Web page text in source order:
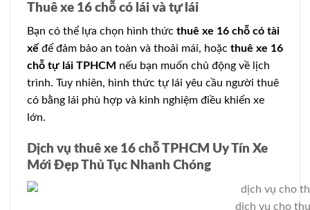
Thuê xe 16 chỗ có lái và tự lái
Bạn có thể lựa chọn hình thức thuê xe 16 chỗ có tài
xế để đảm bảo an toàn và thoải mái, hoặc thuê xe 16
chỗ tự lái TPHCM nếu bạn muốn chủ động về lịch
trình. Tuy nhiên, hình thức tự lái yêu cầu người thuê
có bằng lái phù hợp và kinh nghiệm điều khiển xe
lớn.
Dịch vụ thuê xe 16 chỗ TPHCM Uy Tín Xe
Mới Đẹp Thủ Tục Nhanh Chóng
dịch vụ cho